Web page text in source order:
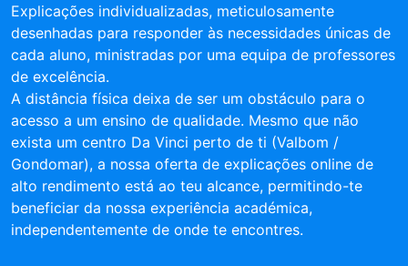
Explicações individualizadas, meticulosamente
desenhadas para responder às necessidades únicas de
cada aluno, ministradas por uma equipa de professores
de excelência.
A distância física deixa de ser um obstáculo para o
acesso a um ensino de qualidade. Mesmo que não
exista um centro Da Vinci perto de ti (Valbom /
Gondomar), a nossa oferta de explicações online de
alto rendimento está ao teu alcance, permitindo-te
beneficiar da nossa experiência académica,
independentemente de onde te encontres.